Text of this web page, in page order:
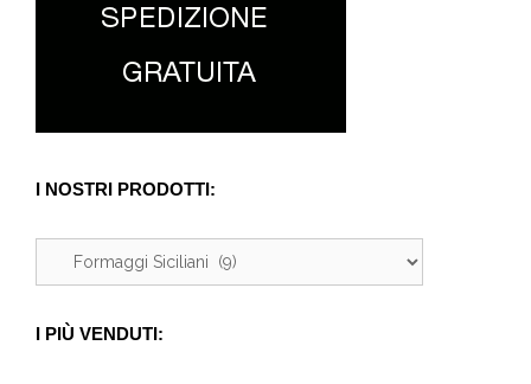
I NOSTRI PRODOTTI:
I PIÙ VENDUTI: